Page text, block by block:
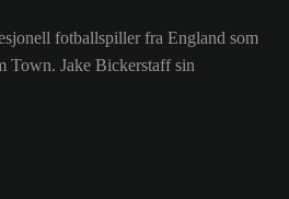
fotballspiller fra England som
Town. Jake Bickerstaff sin